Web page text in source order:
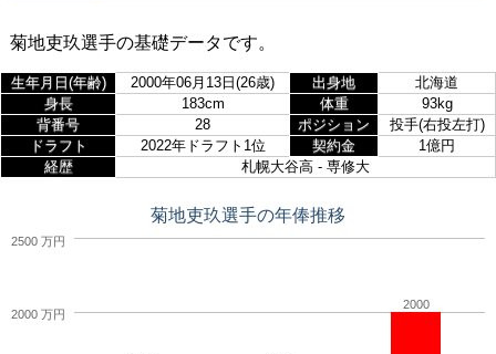
菊地吏玖選手の基礎データです。
生年月日(年齢) 2000年06月13日(26歳) 出身地
北海道
身長
183cm 体重
93kg
背番号
28 ポジション
投手(右投左打)
ドラフト
2022年ドラフト1位 契約金
1億円
経歴
札幌大谷高 - 専修大
菊地吏玖選手の年俸推移
2000
2000 万円
2500 万円